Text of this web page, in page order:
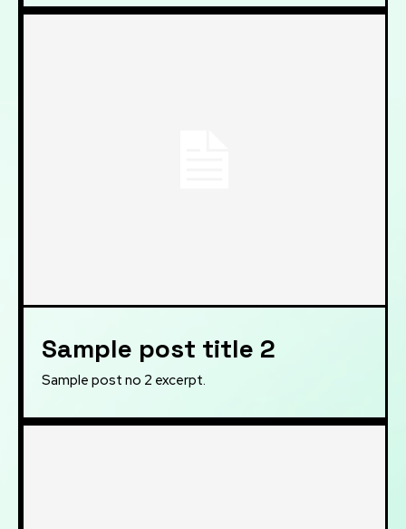
Sample post title 2
Sample post no 2 excerpt.